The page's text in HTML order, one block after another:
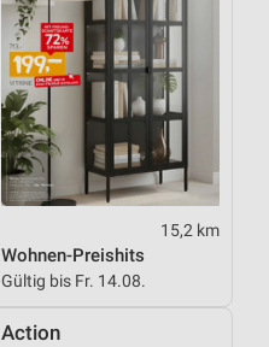
15,2 km
Wohnen-Preishits
Gültig bis Fr. 14.08.
Action